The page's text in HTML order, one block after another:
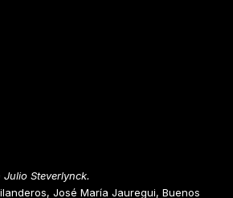
Steverlynck.
José María Jauregui, Buenos